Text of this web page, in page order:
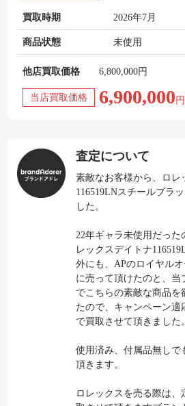
買取時期 2026年7月
商品状態 未使用
他店買取価格 6,800,000円
当店買取価格 6,900,000 円
査定について
素敵なお客様から、ロレ
116519LNスチールブラ
した。
22年ギャラ未使用だった
レックスデイトナ
外にも、APのロイヤル
に売って頂けたのと、当
でこちらの素敵な商品を
たので、キャンペーン
で買取させて頂きました。
使用済み、付属品無しで
頂きます。
ロレックスを売る際は